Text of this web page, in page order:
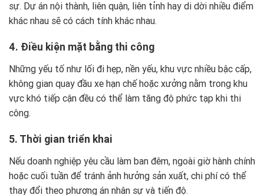
sự. Dự án nội thành, liên quận, liên tỉnh hay di dời nhiều điểm
khác nhau sẽ có cách tính khác nhau.
4. Điều kiện mặt bằng thi công
Những yếu tố như lối đi hẹp, nền yếu, khu vực nhiều bậc cấp,
không gian quay đầu xe hạn chế hoặc xưởng nằm trong khu
vực khó tiếp cận đều có thể làm tăng độ phức tạp khi thi
công.
5. Thời gian triển khai
Nếu doanh nghiệp yêu cầu làm ban đêm, ngoài giờ hành chính
hoặc cuối tuần để tránh ảnh hưởng sản xuất, chi phí có thể
thay đổi theo phương án nhân sự và tiến độ.